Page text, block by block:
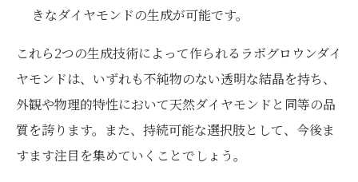
きなダイヤモンドの生成が可能です。
これら2つの生成技術によって作られるラボグロウンダイ
ヤモンドは、いずれも不純物のない透明な結晶を持ち、
外観や物理的特性において天然ダイヤモンドと同等の品
質を誇ります。また、持続可能な選択肢として、今後ま
すます注目を集めていくことでしょう。